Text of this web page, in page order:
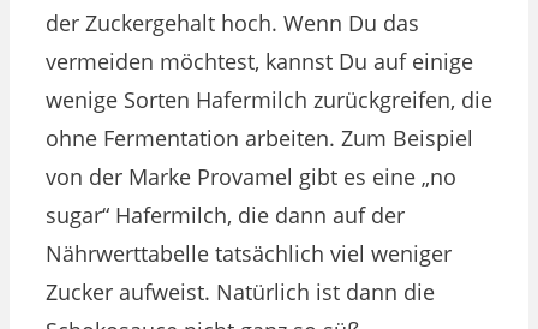
der Zuckergehalt hoch. Wenn Du das
vermeiden möchtest, kannst Du auf einige
wenige Sorten Hafermilch zurückgreifen, die
ohne Fermentation arbeiten. Zum Beispiel
von der Marke Provamel gibt es eine „no
sugar“ Hafermilch, die dann auf der
Nährwerttabelle tatsächlich viel weniger
Zucker aufweist. Natürlich ist dann die